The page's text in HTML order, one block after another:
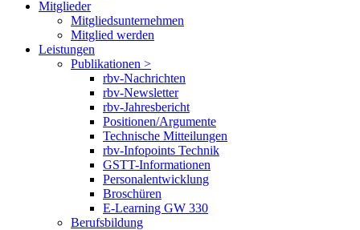
Mitglieder
Mitgliedsunternehmen
Mitglied werden
Leistungen
Publikationen >
rbv-Nachrichten
rbv-Newsletter
rbv-Jahresbericht
Positionen/Argumente
Technische Mitteilungen
rbv-Infopoints Technik
GSTT-Informationen
Personalentwicklung
Broschüren
E-Learning GW 330
Berufsbildung